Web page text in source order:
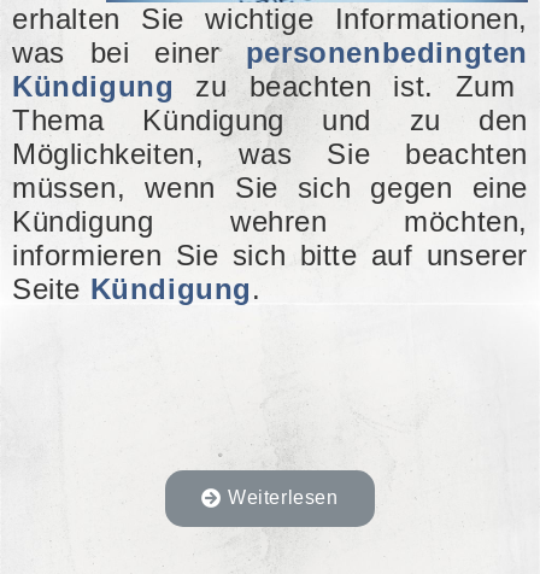
erhalten Sie wichtige Informationen,
was bei einer personenbedingten
Kündigung zu beachten ist. Zum
Thema Kündigung und zu den
Möglichkeiten, was Sie beachten
müssen, wenn Sie sich gegen eine
Kündigung wehren möchten,
informieren Sie sich bitte auf unserer
Seite Kündigung.
Weiterlesen